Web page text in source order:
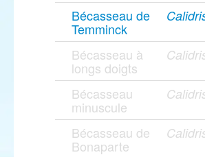
Bécasseau de
Temminck
Bécasseau à
longs doigts
Bécasseau
minuscule
Bécasseau de
Bonaparte